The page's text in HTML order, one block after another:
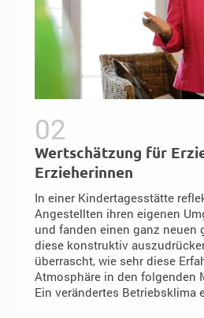
Wertschätzung für
Erzieherinnen
In einer Kindertagesstätte
Angestellten ihren eigenen
und fanden einen ganz neuen
diese konstruktiv
überrascht, wie sehr diese
Atmosphäre in den folgenden
Ein verändertes Betriebsklima